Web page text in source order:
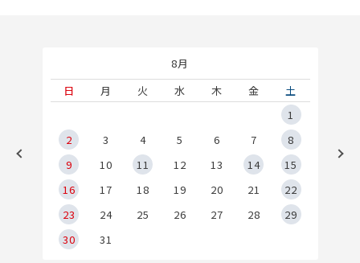
8月
日
月 火 水 木 金
土
1
2
3 4 5 6 7
8
9
10 11 12 13 14
15
16
17 18 19 20 21
22
23
24 25 26 27 28
29
30
31